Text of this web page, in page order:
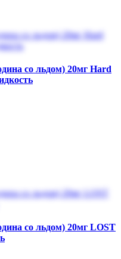
со льдом) 20мг Hard
со льдом) 20мг LOST